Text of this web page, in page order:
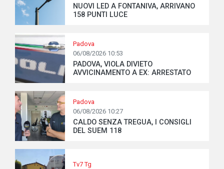
NUOVI LED A FONTANIVA, ARRIVANO
158 PUNTI LUCE
Padova
06/08/2026 10:53
PADOVA, VIOLA DIVIETO
AVVICINAMENTO A EX: ARRESTATO
Padova
06/08/2026 10:27
CALDO SENZA TREGUA, I CONSIGLI
DEL SUEM 118
Tv7 Tg